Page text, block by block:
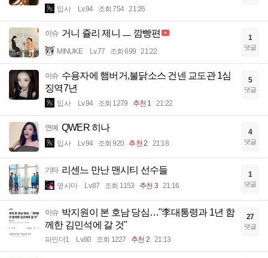
입사 Lv.94 조회 754 21:26
이슈 거니 쥴리 제니 ㅡ 깜빵편
MINUKE Lv.77 조회 699 21:22
1
댓글
이슈 수용자에 햄버거,불닭소스 건넨 교도관 1심
징역7년
입사 Lv.94 조회 1279 추천 1 21:22
5
댓글
연예 QWER 히나
입사 Lv.94 조회 920 추천 2 21:18
4
댓글
기타 리센느 만난 맨시티 선수들
옆사마 Lv.87 조회 1153 추천 3 21:16
1
댓글
이슈 박지원이 본 호남 당심…"李대통령과 1년 함
께한 김민석에 갈 것"
파인더1 Lv.80 조회 1227 추천 2 21:13
27
댓글